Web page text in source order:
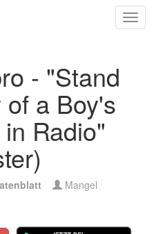
- "Stand
a Boy's
Radio"
Mangel